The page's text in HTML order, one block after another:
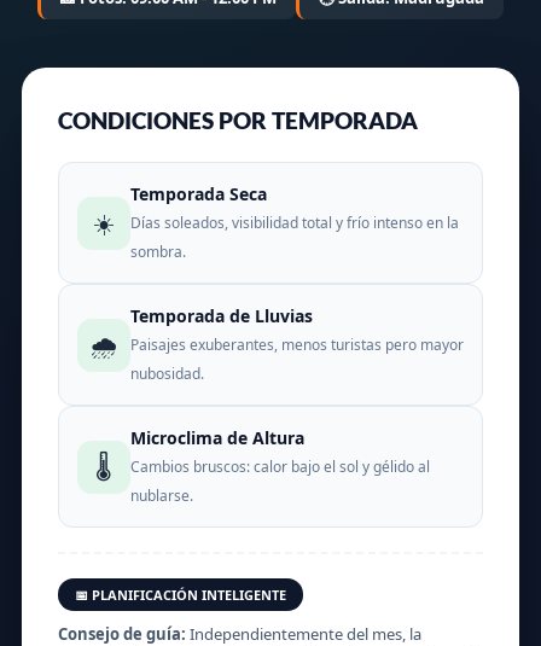
CONDICIONES POR TEMPORADA
☀️
Temporada Seca
Días soleados, visibilidad total y frío intenso en la
sombra.
🌧️
Temporada de Lluvias
Paisajes exuberantes, menos turistas pero mayor
nubosidad.
🌡️
Microclima de Altura
Cambios bruscos: calor bajo el sol y gélido al
nublarse.
📅 PLANIFICACIÓN INTELIGENTE
Consejo de guía: Independientemente del mes, la